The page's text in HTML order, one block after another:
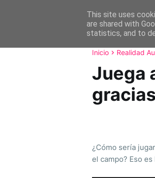
Inicio Realidad
Juega
¿Cómo sería
el campo? Eso
This site uses
are shared with
statistics, and to